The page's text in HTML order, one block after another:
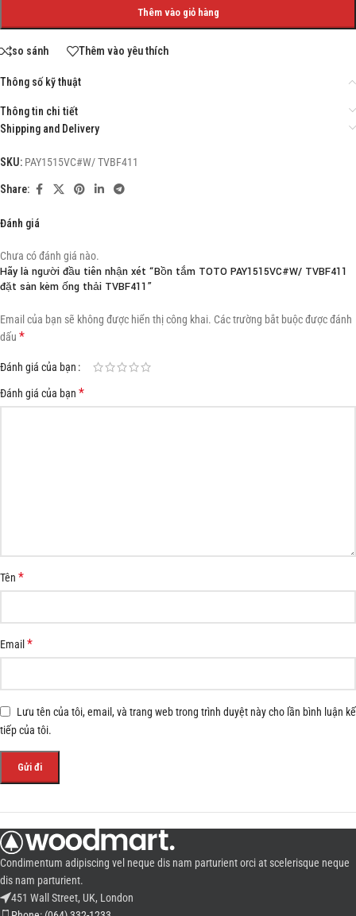
Thêm vào giỏ hàng
so sánh Thêm vào yêu thích
Thông số kỹ thuật
Thông tin chi tiết
Shipping and Delivery
SKU: PAY1515VC#W/ TVBF411
Share:
Đánh giá
Chưa có đánh giá nào.
Hãy là người đầu tiên nhận xét “Bồn tắm TOTO PAY1515VC#W/ TVBF411
đặt sàn kèm ống thải TVBF411”
Email của bạn sẽ không được hiển thị công khai. Các trường bắt buộc được đánh
dấu *
Đánh giá của bạn
Đánh giá của bạn *
Tên *
Email*
Lưu tên của tôi, email, và trang web trong trình duyệt này cho lần bình luận kế
tiếp của tôi.
Condimentum adipiscing vel neque dis nam parturient orci at scelerisque neque
dis nam parturient.
451 Wall Street, UK, London